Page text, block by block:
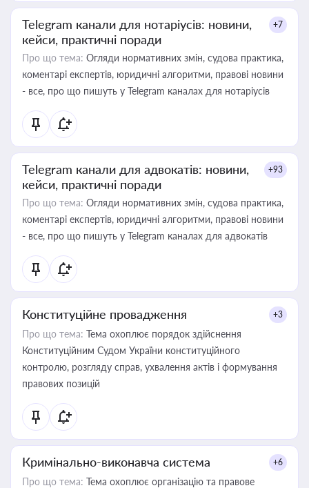
Telegram канали для нотаріусів: новини,
кейси, практичні поради
+7
Про що тема: Огляди нормативних змін, судова практика,
коментарі експертів, юридичні алгоритми, правові новини
- все, про що пишуть у Telegram каналах для нотаріусів
Telegram канали для адвокатів: новини,
кейси, практичні поради
+93
Про що тема: Огляди нормативних змін, судова практика,
коментарі експертів, юридичні алгоритми, правові новини
- все, про що пишуть у Telegram каналах для адвокатів
Конституційне провадження +3
Про що тема: Тема охоплює порядок здійснення
Конституційним Судом України конституційного
контролю, розгляду справ, ухвалення актів і формування
правових позицій
Кримінально-виконавча система +6
Про що тема: Тема охоплює організацію та правове